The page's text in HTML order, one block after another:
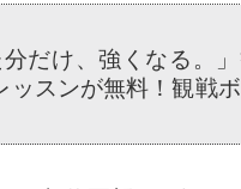
分だけ、強くなる。
スンが無料！観戦